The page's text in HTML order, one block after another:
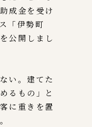
成金を受け
「伊勢町
公開しまし
い。建てた
るもの」と
に重きを置